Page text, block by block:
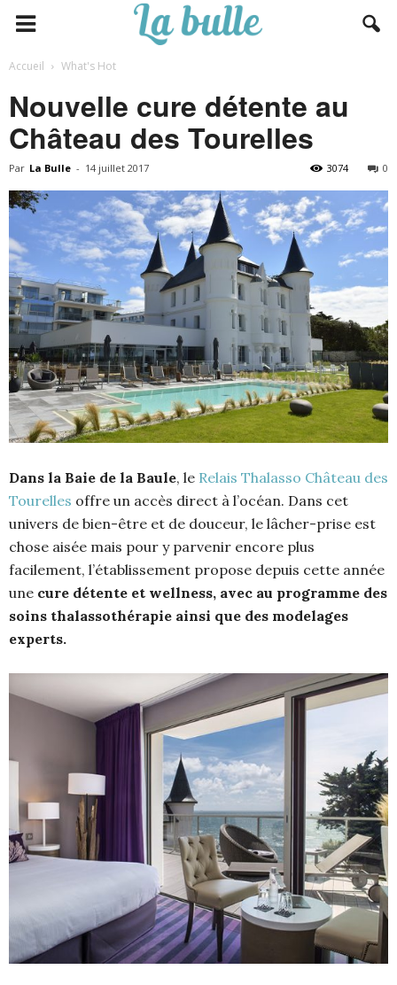
Accueil What's Hot
Nouvelle cure détente au
Château des Tourelles
Par La Bulle - 14 juillet 2017 0
3074
Dans la Baie de la Baule, le Relais Thalasso Château des
Tourelles offre un accès direct à l’océan. Dans cet
univers de bien-être et de douceur, le lâcher-prise est
chose aisée mais pour y parvenir encore plus
facilement, l’établissement propose depuis cette année
une cure détente et wellness, avec au programme des
soins thalassothérapie ainsi que des modelages
experts.